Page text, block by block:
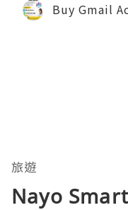
Buy Gmail
旅遊
Nayo